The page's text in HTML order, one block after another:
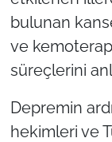
bulunan
ve
süreçlerini
Depremin
hekimleri ve